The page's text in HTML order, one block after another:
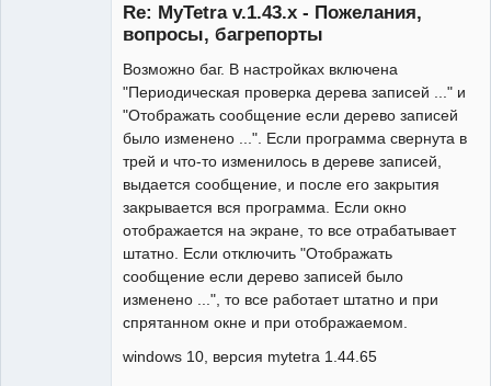
Re: MyTetra v.1.43.x - Пожелания,
вопросы, багрепорты
Возможно баг. В настройках включена
"Периодическая проверка дерева записей ..." и
"Отображать сообщение если дерево записей
было изменено ...". Если программа свернута в
трей и что-то изменилось в дереве записей,
выдается сообщение, и после его закрытия
закрывается вся программа. Если окно
отображается на экране, то все отрабатывает
штатно. Если отключить "Отображать
сообщение если дерево записей было
изменено ...", то все работает штатно и при
спрятанном окне и при отображаемом.
windows 10, версия mytetra 1.44.65